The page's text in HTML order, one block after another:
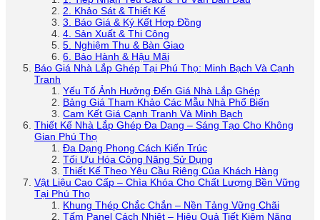
2. Khảo Sát & Thiết Kế
3. Báo Giá & Ký Kết Hợp Đồng
4. Sản Xuất & Thi Công
5. Nghiệm Thu & Bàn Giao
6. Bảo Hành & Hậu Mãi
Báo Giá Nhà Lắp Ghép Tại Phú Thọ: Minh Bạch Và Cạnh
Tranh
Yếu Tố Ảnh Hưởng Đến Giá Nhà Lắp Ghép
Bảng Giá Tham Khảo Các Mẫu Nhà Phổ Biến
Cam Kết Giá Cạnh Tranh Và Minh Bạch
Thiết Kế Nhà Lắp Ghép Đa Dạng – Sáng Tạo Cho Không
Gian Phú Thọ
Đa Dạng Phong Cách Kiến Trúc
Tối Ưu Hóa Công Năng Sử Dụng
Thiết Kế Theo Yêu Cầu Riêng Của Khách Hàng
Vật Liệu Cao Cấp – Chìa Khóa Cho Chất Lượng Bền Vững
Tại Phú Thọ
Khung Thép Chắc Chắn – Nền Tảng Vững Chãi
Tấm Panel Cách Nhiệt – Hiệu Quả Tiết Kiệm Năng